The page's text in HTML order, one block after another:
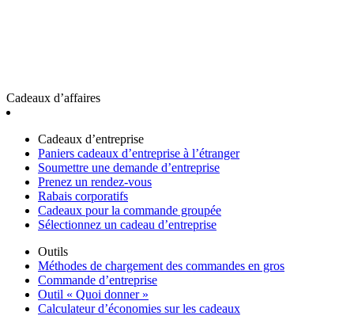
Cadeaux d’affaires
Cadeaux d’entreprise
Paniers cadeaux d’entreprise à l’étranger
Soumettre une demande d’entreprise
Prenez un rendez-vous
Rabais corporatifs
Cadeaux pour la commande groupée
Sélectionnez un cadeau d’entreprise
Outils
Méthodes de chargement des commandes en gros
Commande d’entreprise
Outil « Quoi donner »
Calculateur d’économies sur les cadeaux